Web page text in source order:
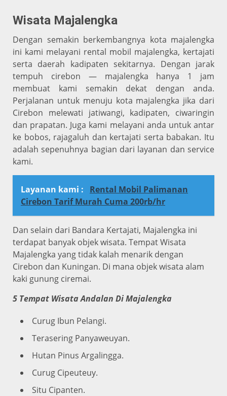
Wisata Majalengka
Dengan semakin berkembangnya kota majalengka
ini kami melayani rental mobil majalengka, kertajati
serta daerah kadipaten sekitarnya. Dengan jarak
tempuh cirebon — majalengka hanya 1 jam
membuat kami semakin dekat dengan anda.
Perjalanan untuk menuju kota majalengka jika dari
Cirebon melewati jatiwangi, kadipaten, ciwaringin
dan prapatan. Juga kami melayani anda untuk antar
ke bobos, rajagaluh dan kertajati serta babakan. Itu
adalah sepenuhnya bagian dari layanan dan service
kami.
Layanan kami :
Rental Mobil Palimanan
Cirebon Tarif Murah Cuma 200rb/hr
Dan selain dari Bandara Kertajati, Majalengka ini
terdapat banyak objek wisata. Tempat Wisata
Majalengka yang tidak kalah menarik dengan
Cirebon dan Kuningan. Di mana objek wisata alam
kaki gunung ciremai.
5 Tempat Wisata Andalan Di Majalengka
Curug Ibun Pelangi.
Terasering Panyaweuyan.
Hutan Pinus Argalingga.
Curug Cipeuteuy.
Situ Cipanten.